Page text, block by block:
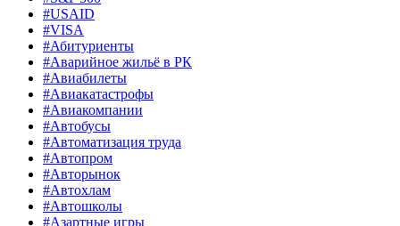
#USAID
#VISA
#Абитуриенты
#Аварийное жильё в РК
#Авиабилеты
#Авиакатастрофы
#Авиакомпании
#Автобусы
#Автоматизация труда
#Автопром
#Авторынок
#Автохлам
#Автошколы
#Азартные игры